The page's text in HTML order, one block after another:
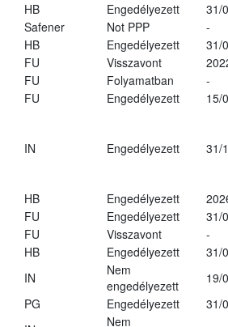
HB Engedélyezett
31/
Safener Not PPP
-
HB Engedélyezett
31/
FU Visszavont
FU Folyamatban
-
FU Engedélyezett
15/
IN Engedélyezett 31/
HB Engedélyezett
FU Engedélyezett
31/
FU Visszavont
-
HB Engedélyezett
31/
IN
Nem
engedélyezett
19/
PG Engedélyezett
31/
Nem